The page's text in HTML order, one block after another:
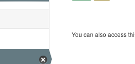
You can also access